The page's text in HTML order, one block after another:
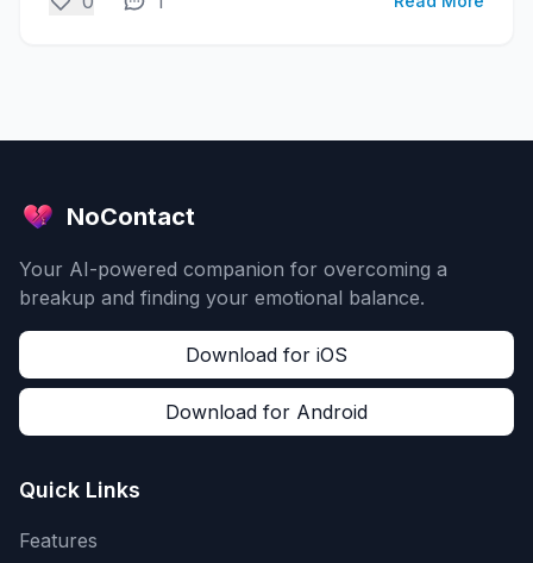
NoContact
Your AI-powered companion for overcoming a
breakup and finding your emotional balance.
Download for iOS
Download for Android
Quick Links
Features